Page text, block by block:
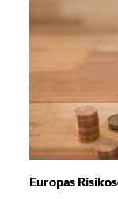
Europas